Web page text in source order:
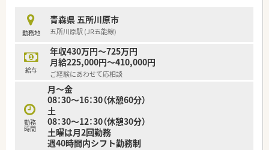
■福利厚生が非常に充実しており、大手ならではの安定した環境
で長く勤務できます。
■教育や研修は店舗主体となる側面もあり、自主的に学習する意
欲が求められる職場です。
勤務地
青森県 五所川原市
五所川原駅 (JR五能線)
給与
年収430万円～725万円
月給225,000円～410,000円
ご経験にあわせて応相談
勤務
時間
月～金
08：30～16：30（休憩60分）
土
08：30～12：30（休憩30分）
土曜は月2回勤務
週40時間内シフト勤務制